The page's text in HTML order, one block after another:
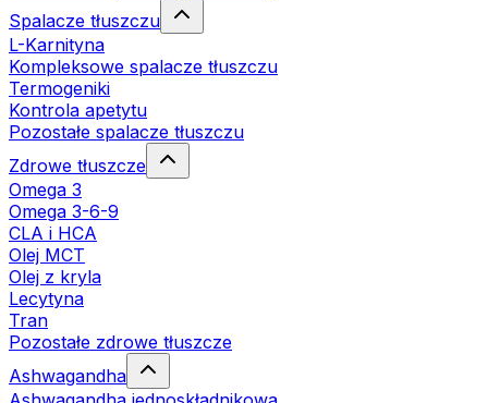
Spalacze tłuszczu
L-Karnityna
Kompleksowe spalacze tłuszczu
Termogeniki
Kontrola apetytu
Pozostałe spalacze tłuszczu
Zdrowe tłuszcze
Omega 3
Omega 3-6-9
CLA i HCA
Olej MCT
Olej z kryla
Lecytyna
Tran
Pozostałe zdrowe tłuszcze
Ashwagandha